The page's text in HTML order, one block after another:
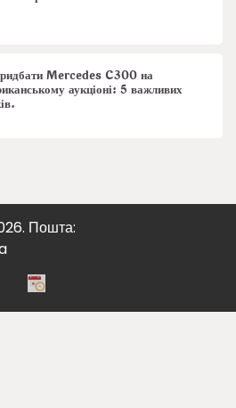
Mercedes C300 на
аукціоні: 5 важливих
Пошта: